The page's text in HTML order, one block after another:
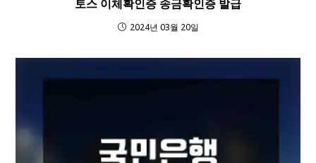
토스 이체확인증 송금확인증 발급
2024년 03월 20일